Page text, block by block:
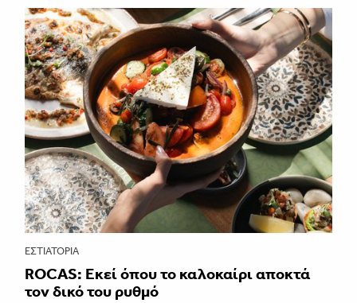
ΕΣΤΙΑΤΌΡΙΑ
ROCAS: Εκεί όπου το καλοκαίρι αποκτά
τον δικό του ρυθμό